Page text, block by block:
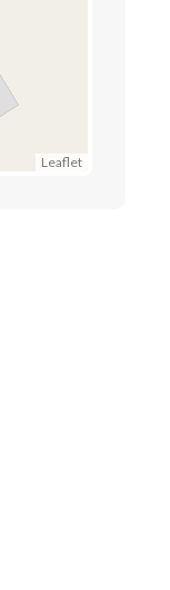
Leaflet